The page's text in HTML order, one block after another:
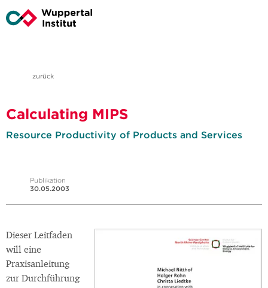
zurück
Calculating MIPS
Resource Productivity of Products and Services
Publikation
30.05.2003
Dieser Leitfaden
will eine
Praxisanleitung
zur Durchführung